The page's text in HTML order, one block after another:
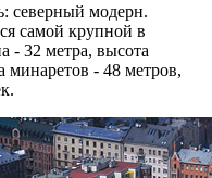
северный модерн.
самой крупной в
- 32 метра, высота
минаретов - 48 метров,